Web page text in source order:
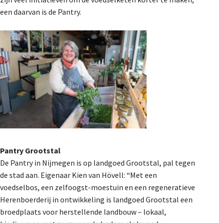
een daarvan is de Pantry.
Pantry Grootstal
De Pantry in Nijmegen is op landgoed Grootstal, pal tegen
de stad aan. Eigenaar Kien van Hövell: “Met een
voedselbos, een zelfoogst-moestuin en een regeneratieve
Herenboerderij in ontwikkeling is landgoed Grootstal een
broedplaats voor herstellende landbouw – lokaal,